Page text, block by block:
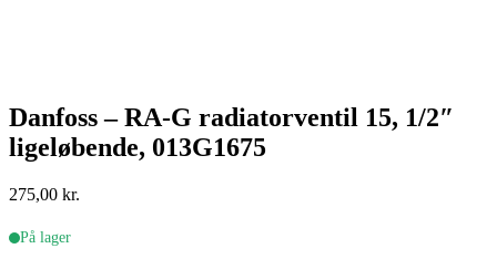
Danfoss – RA-G radiatorventil 15, 1/2″
ligeløbende, 013G1675
275,00 kr.
På lager